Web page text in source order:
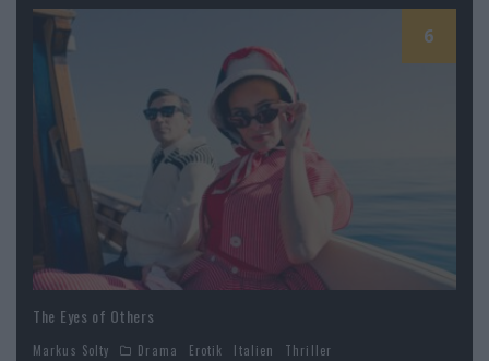
6
The Eyes of Others
Markus Solty Drama Erotik Italien
Thriller